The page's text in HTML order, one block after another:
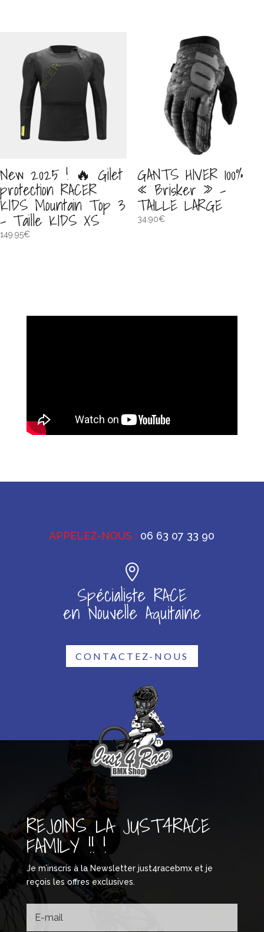
New 2025 ! 🔥 Gilet
protection RACER
KIDS Mountain Top 3
– Taille KIDS XS
149.95€
GANTS HIVER 100%
« Brisker » –
TAILLE LARGE
34.90€
APPELEZ-NOUS : 06 63 07 33 90
Spécialiste RACE
en Nouvelle Aquitaine
CONTACTEZ-NOUS
REJOINS LA JUST4RACE
FAMILY !! !
Je m’inscris à la Newsletter just4racebmx et je
reçois les offres exclusives.